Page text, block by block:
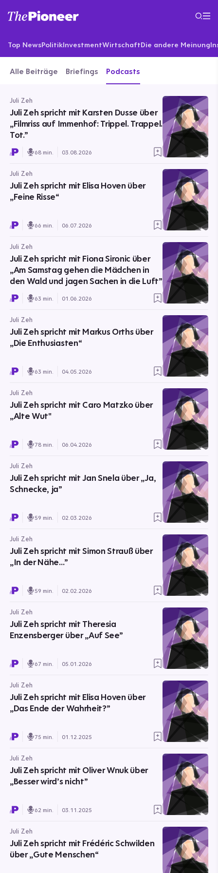
Top NewsPolitikInvestmentWirtschaftDie andere Meinung
Alle Beiträge Briefings Podcasts
Juli Zeh
Juli Zeh spricht mit Karsten Dusse über
„Filmriss auf Immenhof: Trippel. Trappel.
Tot.”
68 min. 03.08.2026
Juli Zeh
Juli Zeh spricht mit Elisa Hoven über
„Feine Risse“
66 min. 06.07.2026
Juli Zeh
Juli Zeh spricht mit Fiona Sironic über
„Am Samstag gehen die Mädchen in
den Wald und jagen Sachen in die Luft”
63 min. 01.06.2026
Juli Zeh
Juli Zeh spricht mit Markus Orths über
„Die Enthusiasten“
63 min. 04.05.2026
Juli Zeh
Juli Zeh spricht mit Caro Matzko über
„Alte Wut"
78 min. 06.04.2026
Juli Zeh
Juli Zeh spricht mit Jan Snela über „Ja,
Schnecke, ja”
59 min. 02.03.2026
Juli Zeh
Juli Zeh spricht mit Simon Strauß über
„In der Nähe…”
59 min. 02.02.2026
Juli Zeh
Juli Zeh spricht mit Theresia
Enzensberger über „Auf See”
67 min. 05.01.2026
Juli Zeh
Juli Zeh spricht mit Elisa Hoven über
„Das Ende der Wahrheit?”
75 min. 01.12.2025
Juli Zeh
Juli Zeh spricht mit Oliver Wnuk über
„Besser wird’s nicht”
62 min. 03.11.2025
Juli Zeh
Juli Zeh spricht mit Frédéric Schwilden
über „Gute Menschen“